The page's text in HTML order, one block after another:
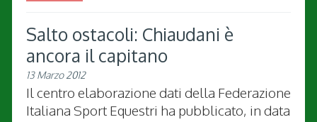
Salto ostacoli: Chiaudani è
ancora il capitano
13 Marzo 2012
Il centro elaborazione dati della Federazione
Italiana Sport Equestri ha pubblicato, in data